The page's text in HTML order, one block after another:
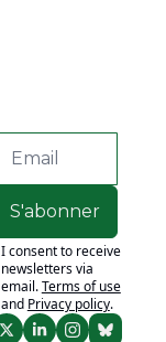
S'abonner
I consent to receive
newsletters via
email.Terms of use
and Privacy policy.